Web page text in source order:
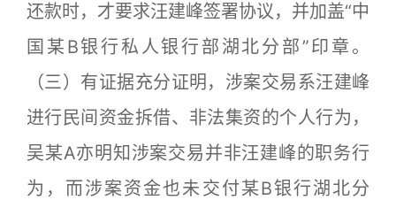
还款时，才要求汪建峰签署协议，并加盖“中
国某B银行私人银行部湖北分部”印章。
（三）有证据充分证明，涉案交易系汪建峰
进行民间资金拆借、非法集资的个人行为，
吴某A亦明知涉案交易并非汪建峰的职务行
为，而涉案资金也未交付某B银行湖北分